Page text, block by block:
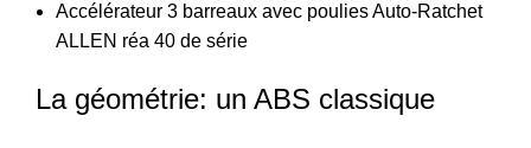
Accélérateur 3 barreaux avec poulies Auto-Ratchet
ALLEN réa 40 de série
La géométrie: un ABS classique